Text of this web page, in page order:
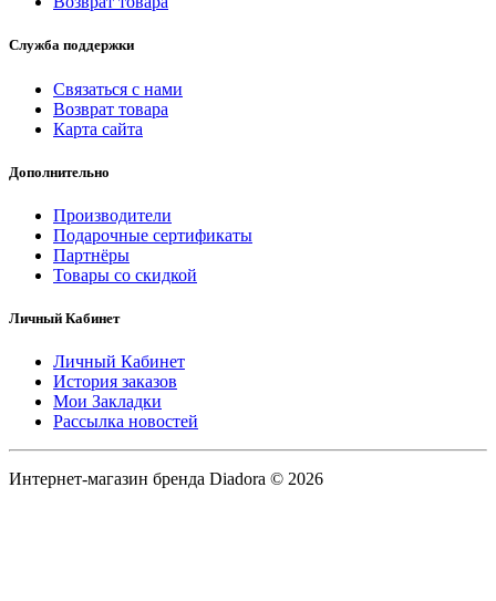
Служба поддержки
Связаться с нами
Возврат товара
Карта сайта
Дополнительно
Производители
Подарочные сертификаты
Партнёры
Товары со скидкой
Личный Кабинет
Личный Кабинет
История заказов
Мои Закладки
Рассылка новостей
Интернет-магазин бренда Diadora © 2026